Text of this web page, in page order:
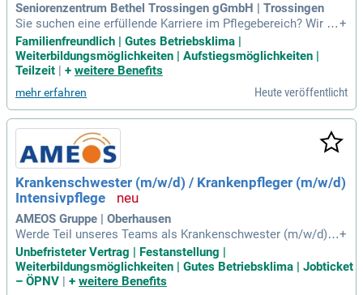
Seniorenzentrum Bethel Trossingen gGmbH | Trossingen
Sie suchen eine erfüllende Karriere im Pflegebereich? Wir bi
eten Ihnen eine Position als Pflegefachfrau / Pflegefachman
n oder Altenpfleger*in in einem engagierten Team. Vorausg
esetzt werden eine abgeschlossene Ausbildung und ausgep
rgütung sowie flexible Arbeitszeitmodelle zur besseren Vere
inbarkeit von Beruf und Familie. Zudem profitieren Sie von e
iner individuellen Einarbeitung und umfangreichen Fortbildu
ngsmöglichkeiten. Bewerben Sie sich jetzt und gestalten Si
e die Zukunft der Pflege mit uns!
+
Familienfreundlich | Gutes Betriebsklima |
Weiterbildungsmöglichkeiten | Aufstiegsmöglichkeiten |
Teilzeit | + weitere Benefits
mehr erfahren Heute veröffentlicht
Krankenschwester (m/w/d) / Krankenpfleger (m/w/d)
Intensivpflege
AMEOS Gruppe | Oberhausen
Werde Teil unseres Teams als Krankenschwester (m/w/d) o
der Krankenpfleger (m/w/d) in der Intensivpflege! Du betreu
st Patienten auf der Intensivstation (ITS) und überwachst wi
chtigste Vitalparameter. Bei uns hast du die Möglichkeit, in
+
Unbefristeter Vertrag | Festanstellung |
Weiterbildungsmöglichkeiten | Gutes Betriebsklima | Jobticket
– ÖPNV
+ weitere Benefits